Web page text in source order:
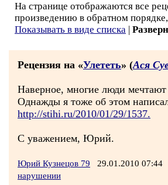
На странице отображаются все
произведению в обратном
Показывать в виде списка |
Рецензия на «Улететь» (Ася
Наверное, многие люди мечтают
Однажды я тоже об этом
http://stihi.ru/2010/01/29/1537.
С уважением, Юрий.
Юрий Кузнецов 79 29.01.2010 07:44
нарушении